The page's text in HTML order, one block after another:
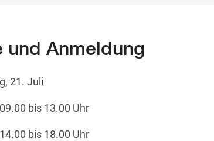
und Anmeldung
21. Juli
bis 13.00 Uhr
bis 18.00 Uhr